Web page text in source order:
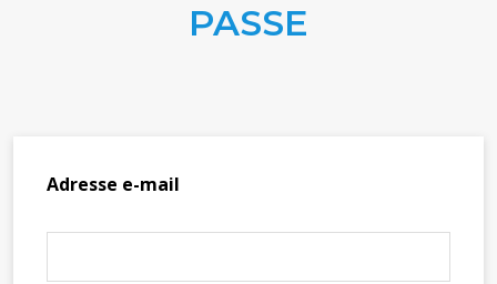
PASSE
Adresse e-mail